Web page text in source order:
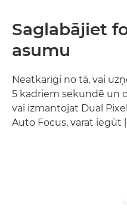
Saglabājiet
asumu
Neatkarīgi no tā, vai
5 kadriem sekundē un
vai izmantojat Dual
Auto Focus, varat iegūt